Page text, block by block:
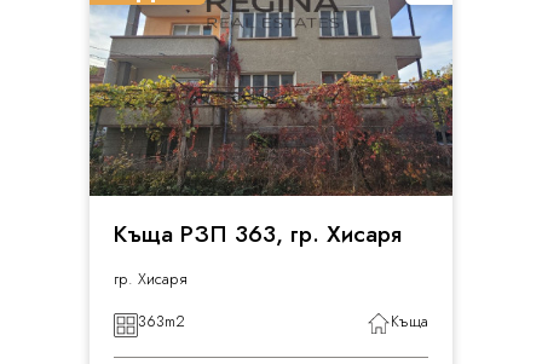
Къща РЗП 363, гр. Хисаря
гр. Хисаря
363m2 Къща